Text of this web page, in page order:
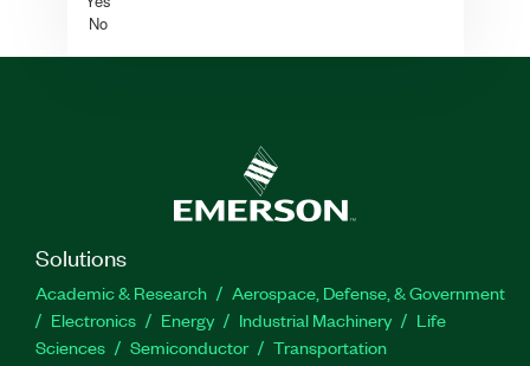
No
Solutions
Academic & Research
Aerospace, Defense, & Government
Electronics
Energy Industrial Machinery
Life
Sciences
Semiconductor Transportation